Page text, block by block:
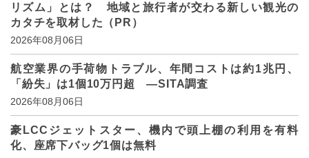
リズム」とは？ 地域と旅行者が交わる新しい観光の
カタチを取材した（PR）
2026年08月06日
航空業界の手荷物トラブル、年間コストは約1兆円、
「紛失」は1個10万円超 ―SITA調査
2026年08月06日
豪LCCジェットスター、機内で頭上棚の利用を有料
化、座席下バッグ1個は無料